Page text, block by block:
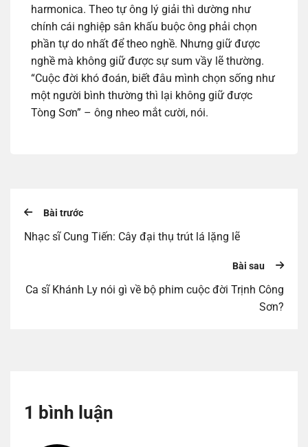
harmonica. Theo tự ông lý giải thì dường như
chính cái nghiệp sân khấu buộc ông phải chọn
phần tự do nhất để theo nghề. Nhưng giữ được
nghề mà không giữ được sự sum vầy lẽ thường.
“Cuộc đời khó đoán, biết đâu mình chọn sống như
một người bình thường thì lại không giữ được
Tòng Sơn” – ông nheo mắt cười, nói.
Bài trước
Nhạc sĩ Cung Tiến: Cây đại thụ trút lá lặng lẽ
Bài sau
Ca sĩ Khánh Ly nói gì về bộ phim cuộc đời Trịnh Công
Sơn?
1 bình luận